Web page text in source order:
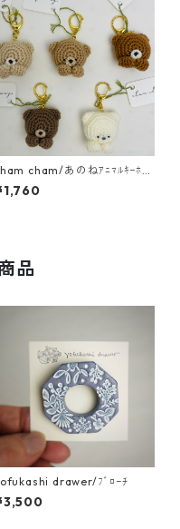
cham/あのねｱﾆﾏﾙｷｰﾎﾙ
ｰ（くま）
品
drawer/ﾌﾞﾛｰﾁ